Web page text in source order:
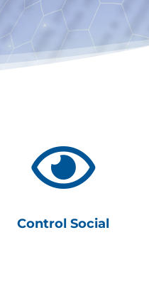

Control Social